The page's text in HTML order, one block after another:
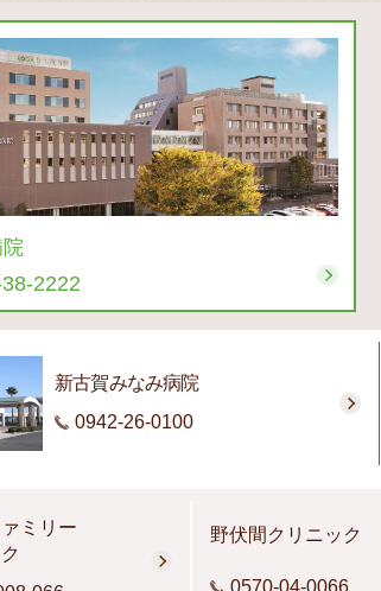
2222
新古賀みなみ病院
0942-26-0100
ミリー
野伏間クリニック
0570-04-0066